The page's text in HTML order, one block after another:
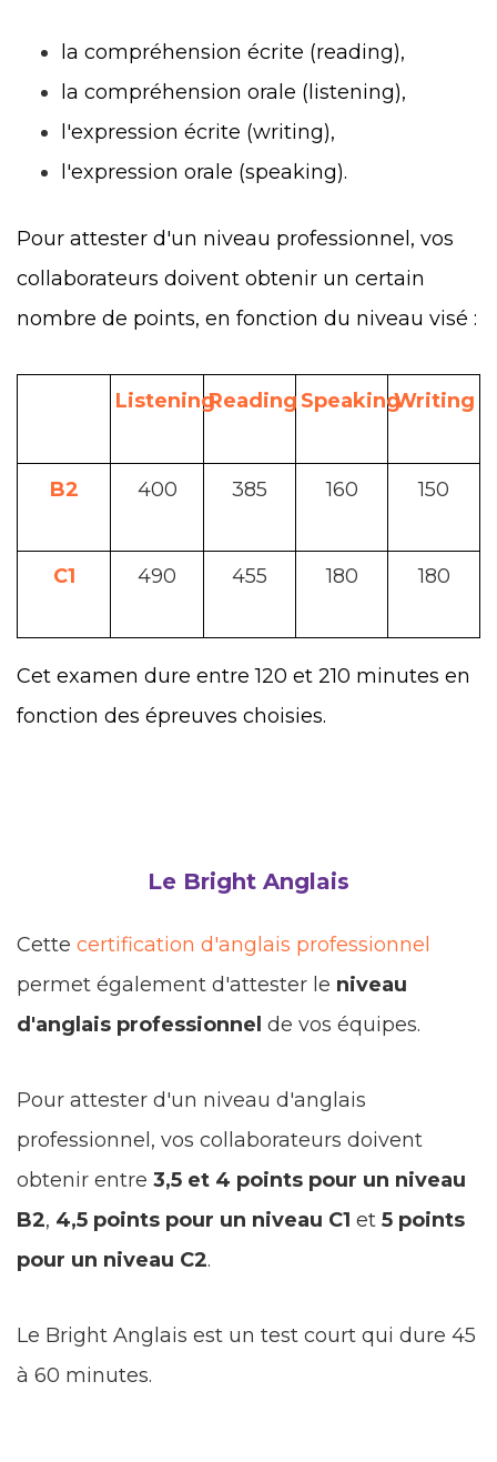
la compréhension écrite (reading),
la compréhension orale (listening),
l'expression écrite (writing),
l'expression orale (speaking).
Pour attester d'un niveau professionnel, vos
collaborateurs doivent obtenir un certain
nombre de points, en fonction du niveau visé :
ListeningReading SpeakingWriting
B2 400 385 160 150
C1 490 455 180 180
Cet examen dure entre 120 et 210 minutes en
fonction des épreuves choisies.
Le Bright Anglais
Cette certification d'anglais professionnel
permet également d'attester le niveau
d'anglais professionnel de vos équipes.
Pour attester d'un niveau d'anglais
professionnel, vos collaborateurs doivent
obtenir entre 3,5 et 4 points pour un niveau
B2, 4,5 points pour un niveau C1 et 5 points
pour un niveau C2.
Le Bright Anglais est un test court qui dure 45
à 60 minutes.